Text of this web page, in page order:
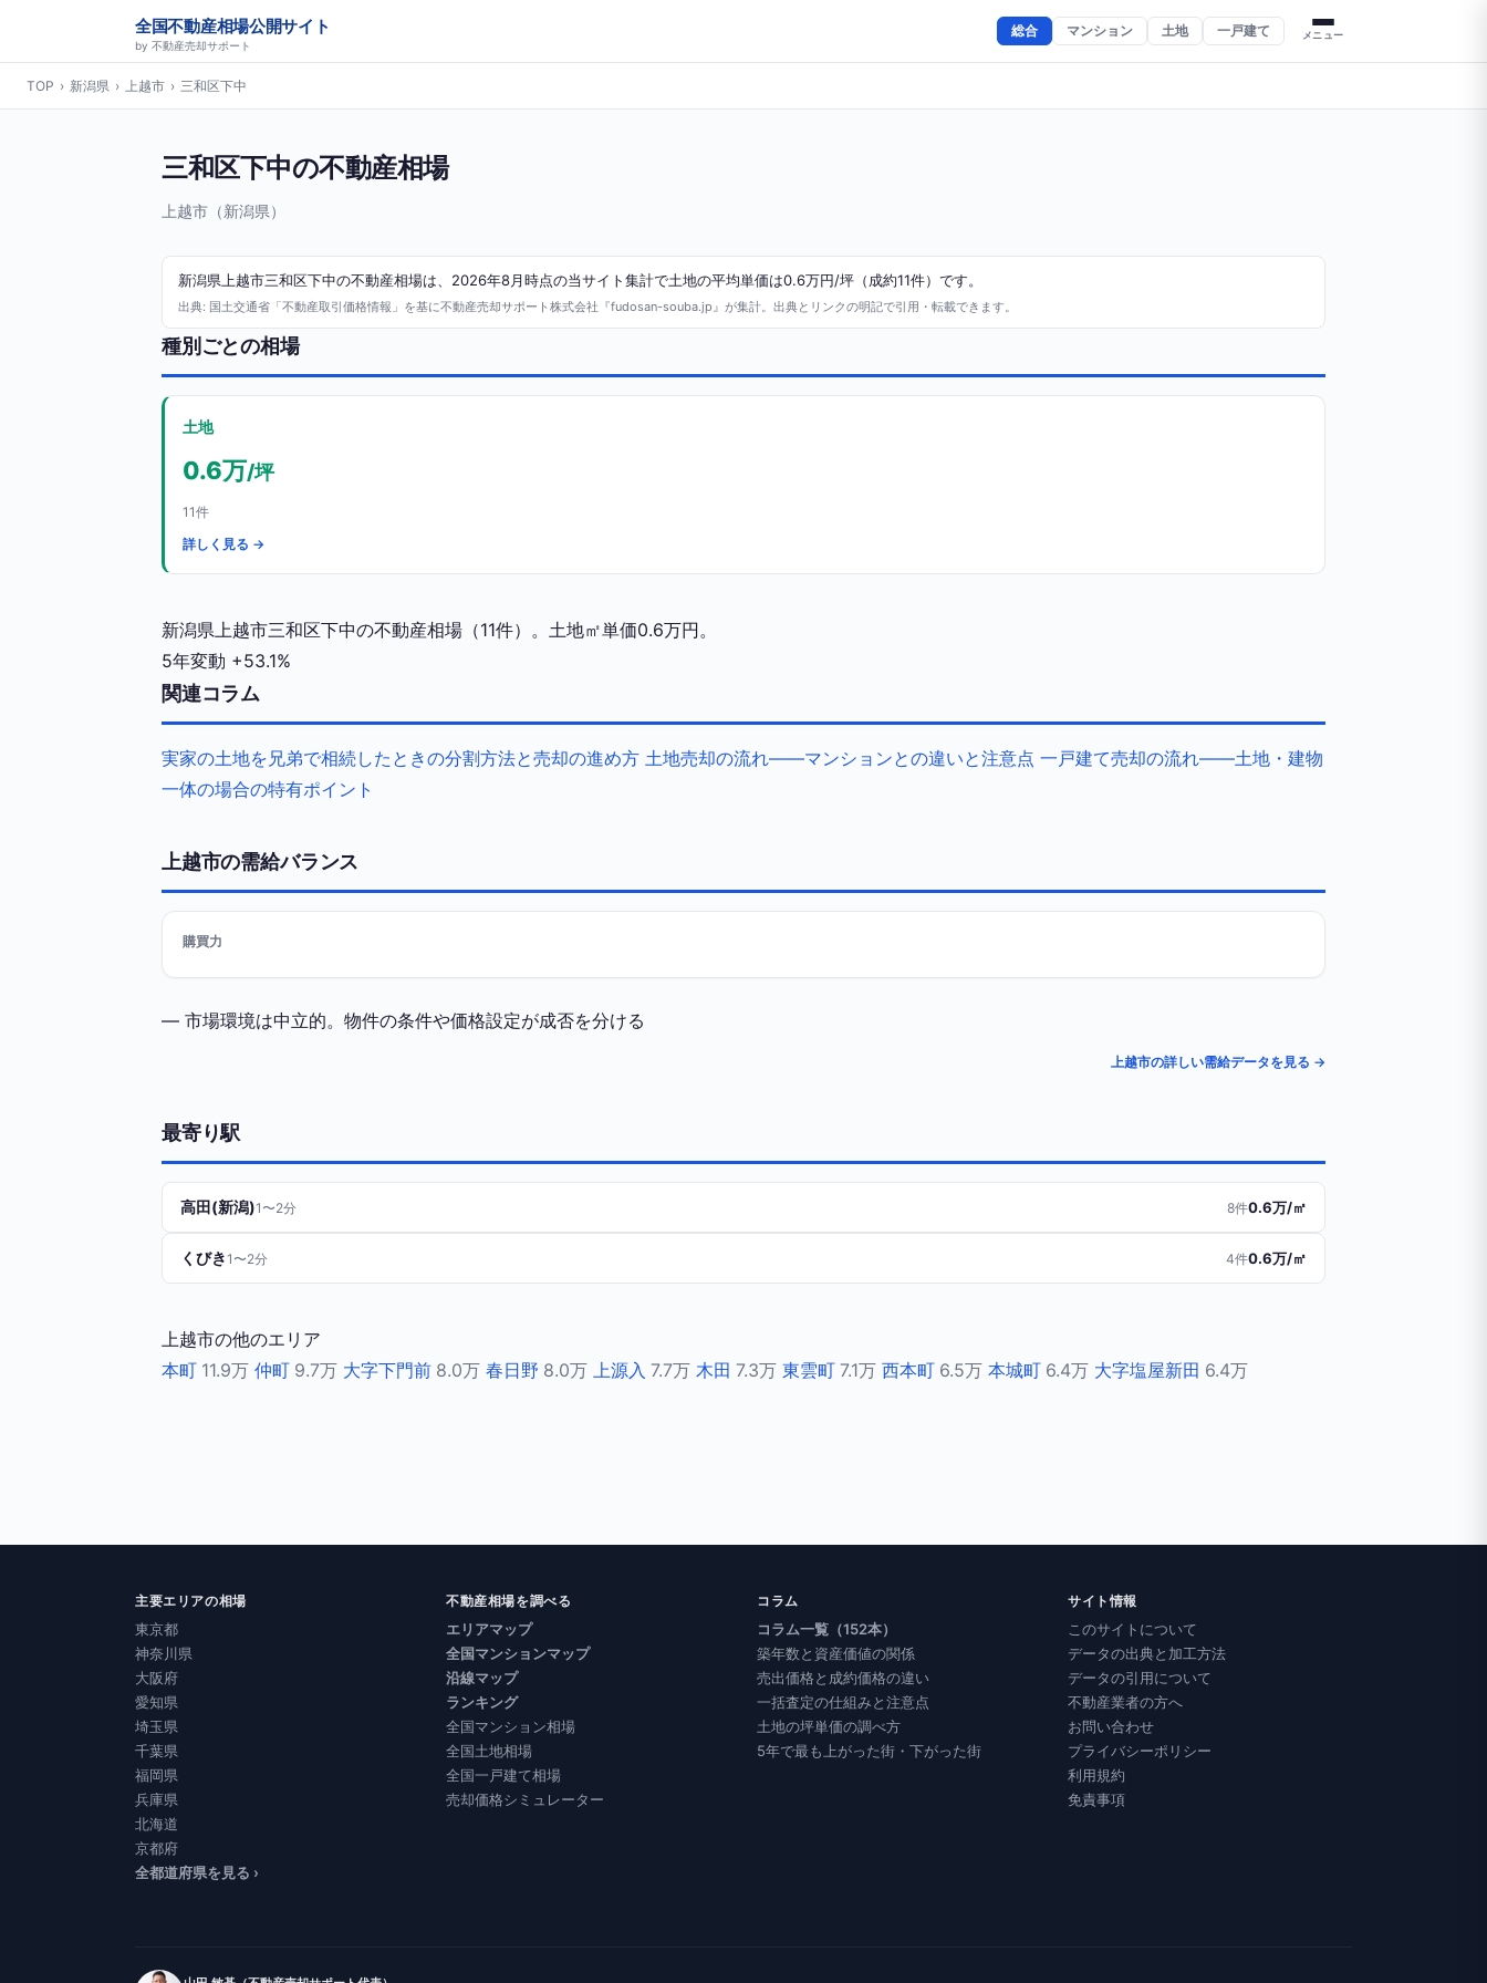
全国不動産相場公開サイト
by 不動産売却サポート
総合 マンション 土地 一戸建て メニュー
TOP › 新潟県 › 上越市 › 三和区下中
三和区下中の不動産相場
上越市（新潟県）
新潟県上越市三和区下中の不動産相場は、2026年8月時点の当サイト集計で土地の平均単価は0.6万円/坪（成約11件）です。
出典: 国土交通省「不動産取引価格情報」を基に不動産売却サポート株式会社『fudosan-souba.jp』が集計。出典とリンクの明記で引用・転載できます。
種別ごとの相場
土地
0.6万/坪
11件
詳しく見る →
新潟県上越市三和区下中の不動産相場（11件）。土地㎡単価0.6万円。
5年変動 +53.1%
関連コラム
実家の土地を兄弟で相続したときの分割方法と売却の進め方 土地売却の流れ——マンションとの違いと注意点 一戸建て売却の流れ——土地・建物
一体の場合の特有ポイント
上越市の需給バランス
購買力
— 市場環境は中立的。物件の条件や価格設定が成否を分ける
上越市の詳しい需給データを見る →
最寄り駅
高田(新潟)1〜2分 8件0.6万/㎡
くびき1〜2分 4件0.6万/㎡
上越市の他のエリア
本町 11.9万 仲町 9.7万 大字下門前 8.0万 春日野 8.0万 上源入 7.7万 木田 7.3万 東雲町 7.1万 西本町 6.5万 本城町 6.4万 大字塩屋新田 6.4万
主要エリアの相場
東京都
神奈川県
大阪府
愛知県
埼玉県
千葉県
福岡県
兵庫県
北海道
京都府
全都道府県を見る ›
不動産相場を調べる
エリアマップ
全国マンションマップ
沿線マップ
ランキング
全国マンション相場
全国土地相場
全国一戸建て相場
売却価格シミュレーター
コラム
コラム一覧（152本）
築年数と資産価値の関係
売出価格と成約価格の違い
一括査定の仕組みと注意点
土地の坪単価の調べ方
5年で最も上がった街・下がった街
サイト情報
このサイトについて
データの出典と加工方法
データの引用について
不動産業者の方へ
お問い合わせ
プライバシーポリシー
利用規約
免責事項